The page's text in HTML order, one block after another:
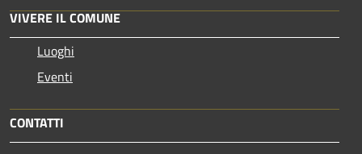
VIVERE IL COMUNE
Luoghi
Eventi
CONTATTI